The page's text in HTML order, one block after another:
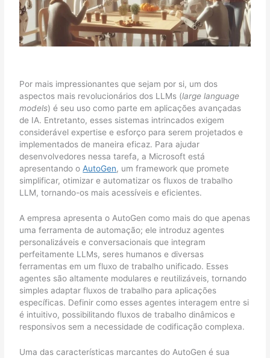
Por mais impressionantes que sejam por si, um dos
aspectos mais revolucionários dos LLMs (large language
models) é seu uso como parte em aplicações avançadas
de IA. Entretanto, esses sistemas intrincados exigem
considerável expertise e esforço para serem projetados e
implementados de maneira eficaz. Para ajudar
desenvolvedores nessa tarefa, a Microsoft está
apresentando oAutoGen, um framework que promete
simplificar, otimizar e automatizar os fluxos de trabalho
LLM, tornando-os mais acessíveis e eficientes.
A empresa apresenta o AutoGen como mais do que apenas
uma ferramenta de automação; ele introduz agentes
personalizáveis e conversacionais que integram
perfeitamente LLMs, seres humanos e diversas
ferramentas em um fluxo de trabalho unificado. Esses
agentes são altamente modulares e reutilizáveis, tornando
simples adaptar fluxos de trabalho para aplicações
específicas. Definir como esses agentes interagem entre si
é intuitivo, possibilitando fluxos de trabalho dinâmicos e
responsivos sem a necessidade de codificação complexa.
Uma das características marcantes do AutoGen é sua